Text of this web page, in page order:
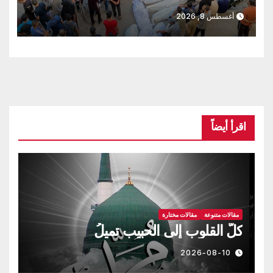
أغسطس 8, 2026
اقرأ أيضاً
مقالات متنوعة مقالات مختارة
كلُّ القلوبِ إلى الحبيبِ تميلُ
2026-08-10